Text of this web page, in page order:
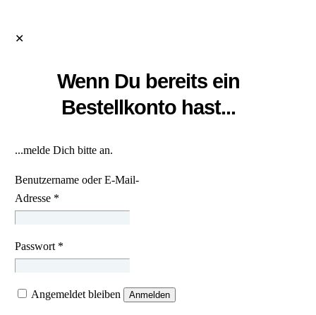
✕
Wenn Du bereits ein
Bestellkonto hast...
...melde Dich bitte an.
Benutzername oder E-Mail-
Adresse *
Passwort *
Angemeldet bleiben Anmelden